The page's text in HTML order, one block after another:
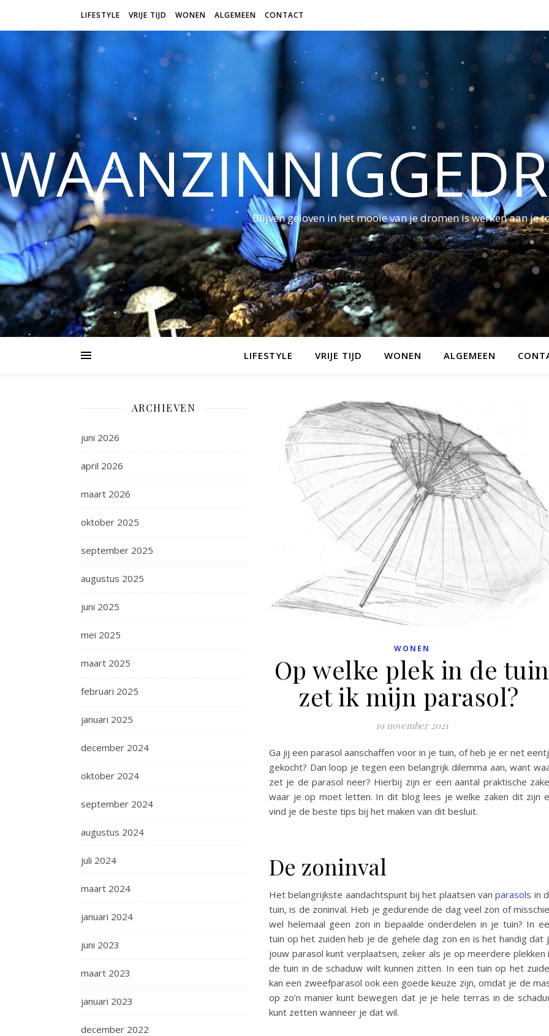
LIFESTYLE VRIJE TIJD WONEN ALGEMEEN CONTACT
Blijven geloven in het mooie van je dromen is werken aan je
LIFESTYLE VRIJE TIJD WONEN ALGEMEEN
ARCHIEVEN
juni 2026
april 2026
maart 2026
oktober 2025
september 2025
augustus 2025
juni 2025
mei 2025
maart 2025
februari 2025
januari 2025
december 2024
oktober 2024
september 2024
augustus 2024
juli 2024
maart 2024
januari 2024
juni 2023
maart 2023
januari 2023
december 2022
WONEN
Op welke plek in de tuin
zet ik mijn parasol?
19 november 2021
Ga jij een parasol aanschaffen voor in je tuin, of heb je er net
gekocht? Dan loop je tegen een belangrijk dilemma aan, want
zet je de parasol neer? Hierbij zijn er een aantal praktische
waar je op moet letten. In dit blog lees je welke zaken dit zijn
vind je de beste tips bij het maken van dit besluit.
De zoninval
Het belangrijkste aandachtspunt bij het plaatsen vanparasols in
tuin, is de zoninval. Heb je gedurende de dag veel zon of
wel helemaal geen zon in bepaalde onderdelen in je tuin? In
tuin op het zuiden heb je de gehele dag zon en is het handig dat
jouw parasol kunt verplaatsen, zeker als je op meerdere plekken
de tuin in de schaduw wilt kunnen zitten. In een tuin op het
kan een zweefparasol ook een goede keuze zijn, omdat je de
op zo’n manier kunt bewegen dat je je hele terras in de
kunt zetten wanneer je dat wil.